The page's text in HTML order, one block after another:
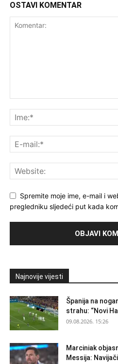
OSTAVI KOMENTAR
Spremite moje ime, e-mail i
pregledniku sljedeći put kada
Najnovije vijesti
Španija na
strahu: “Novi
09.08.2026. 15:26
Marciniak
Messija: